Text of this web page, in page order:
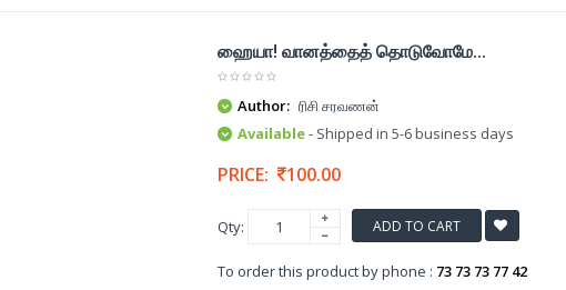
ஹையா! வானத்தைத் தொடுவோமே...
Author: ரிசி சரவணன்
Available- Shipped in 5-6 business days
PRICE: 100.00
Qty: ADD TO CART
To order this product by phone : 73 73 73 77 42